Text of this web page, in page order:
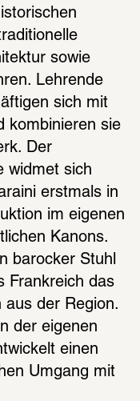
sowie
Lehrende
sich mit
kombinieren sie
Der
widmet sich
erstmals in
im eigenen
Kanons.
barocker Stuhl
Frankreich das
aus der Region.
der eigenen
einen
Umgang mit